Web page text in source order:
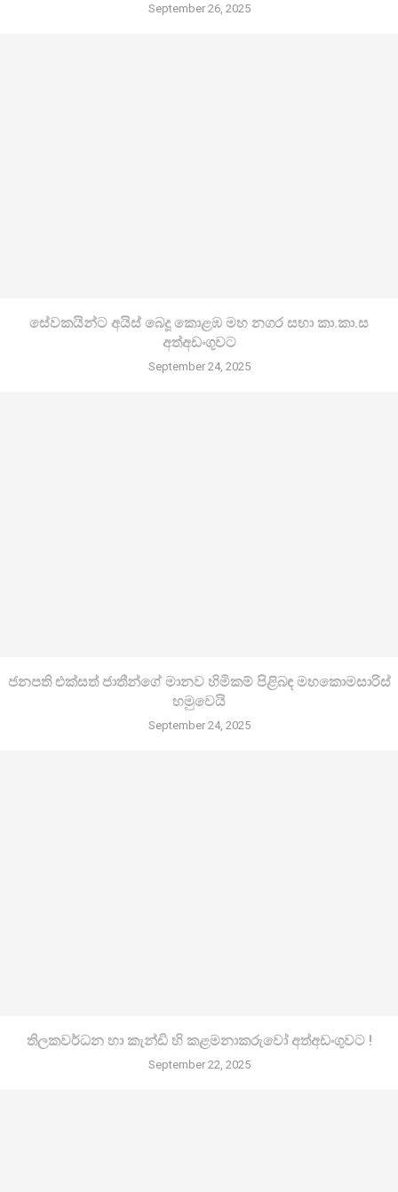
September 26, 2025
සේවකයින්ට අයිස් බෙදූ කොළඹ මහ නගර සභා කා.කා.ස
අත්අඩංගුවට
September 24, 2025
ජනපති එක්සත් ජාතීන්ගේ මානව හිමිකම් පිළිබඳ මහකොමසාරිස්
හමුවෙයි
September 24, 2025
තිලකවර්ධන හා කැන්ඩි හි කළමනාකරුවෝ අත්අඩංගුවට !
September 22, 2025